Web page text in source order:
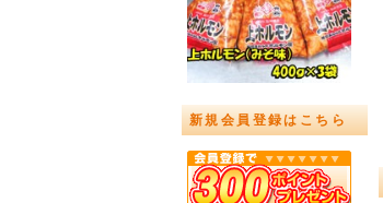
新規会員登録はこちら